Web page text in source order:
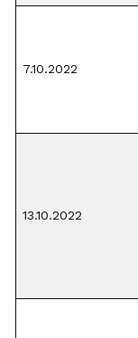
7.10.2022
13.10.2022